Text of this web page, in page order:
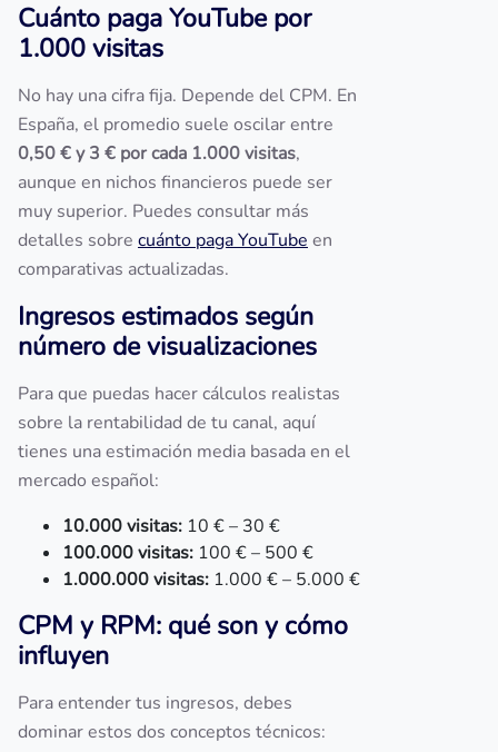
Cuánto paga YouTube por
1.000 visitas
No hay una cifra fija. Depende del CPM. En
España, el promedio suele oscilar entre
0,50 € y 3 € por cada 1.000 visitas,
aunque en nichos financieros puede ser
muy superior. Puedes consultar más
detalles sobre cuánto paga YouTube en
comparativas actualizadas.
Ingresos estimados según
número de visualizaciones
Para que puedas hacer cálculos realistas
sobre la rentabilidad de tu canal, aquí
tienes una estimación media basada en el
mercado español:
10.000 visitas: 10 € – 30 €
100.000 visitas: 100 € – 500 €
1.000.000 visitas: 1.000 € – 5.000 €
CPM y RPM: qué son y cómo
influyen
Para entender tus ingresos, debes
dominar estos dos conceptos técnicos: